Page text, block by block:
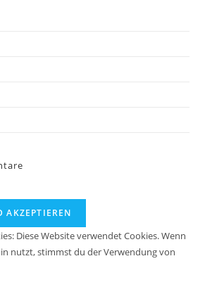
Diese Website verwendet Cookies. Wenn
nutzt, stimmst du der Verwendung von